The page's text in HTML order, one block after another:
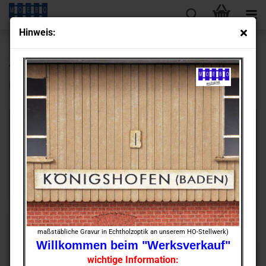
Hin­weis:
maßstäbliche Gravur in Echtholzoptik an unserem HO-Stellwerk)
Willkommen beim "Werksverkauf"
wichtige Information:
« Erster « zurück weiter »
Letzter »
430
Artikel in dieser Kategorie
N- 0801 preuß. Ne­ben­ge­bäu­de Ba­ruth dunk­ler Zie­gel